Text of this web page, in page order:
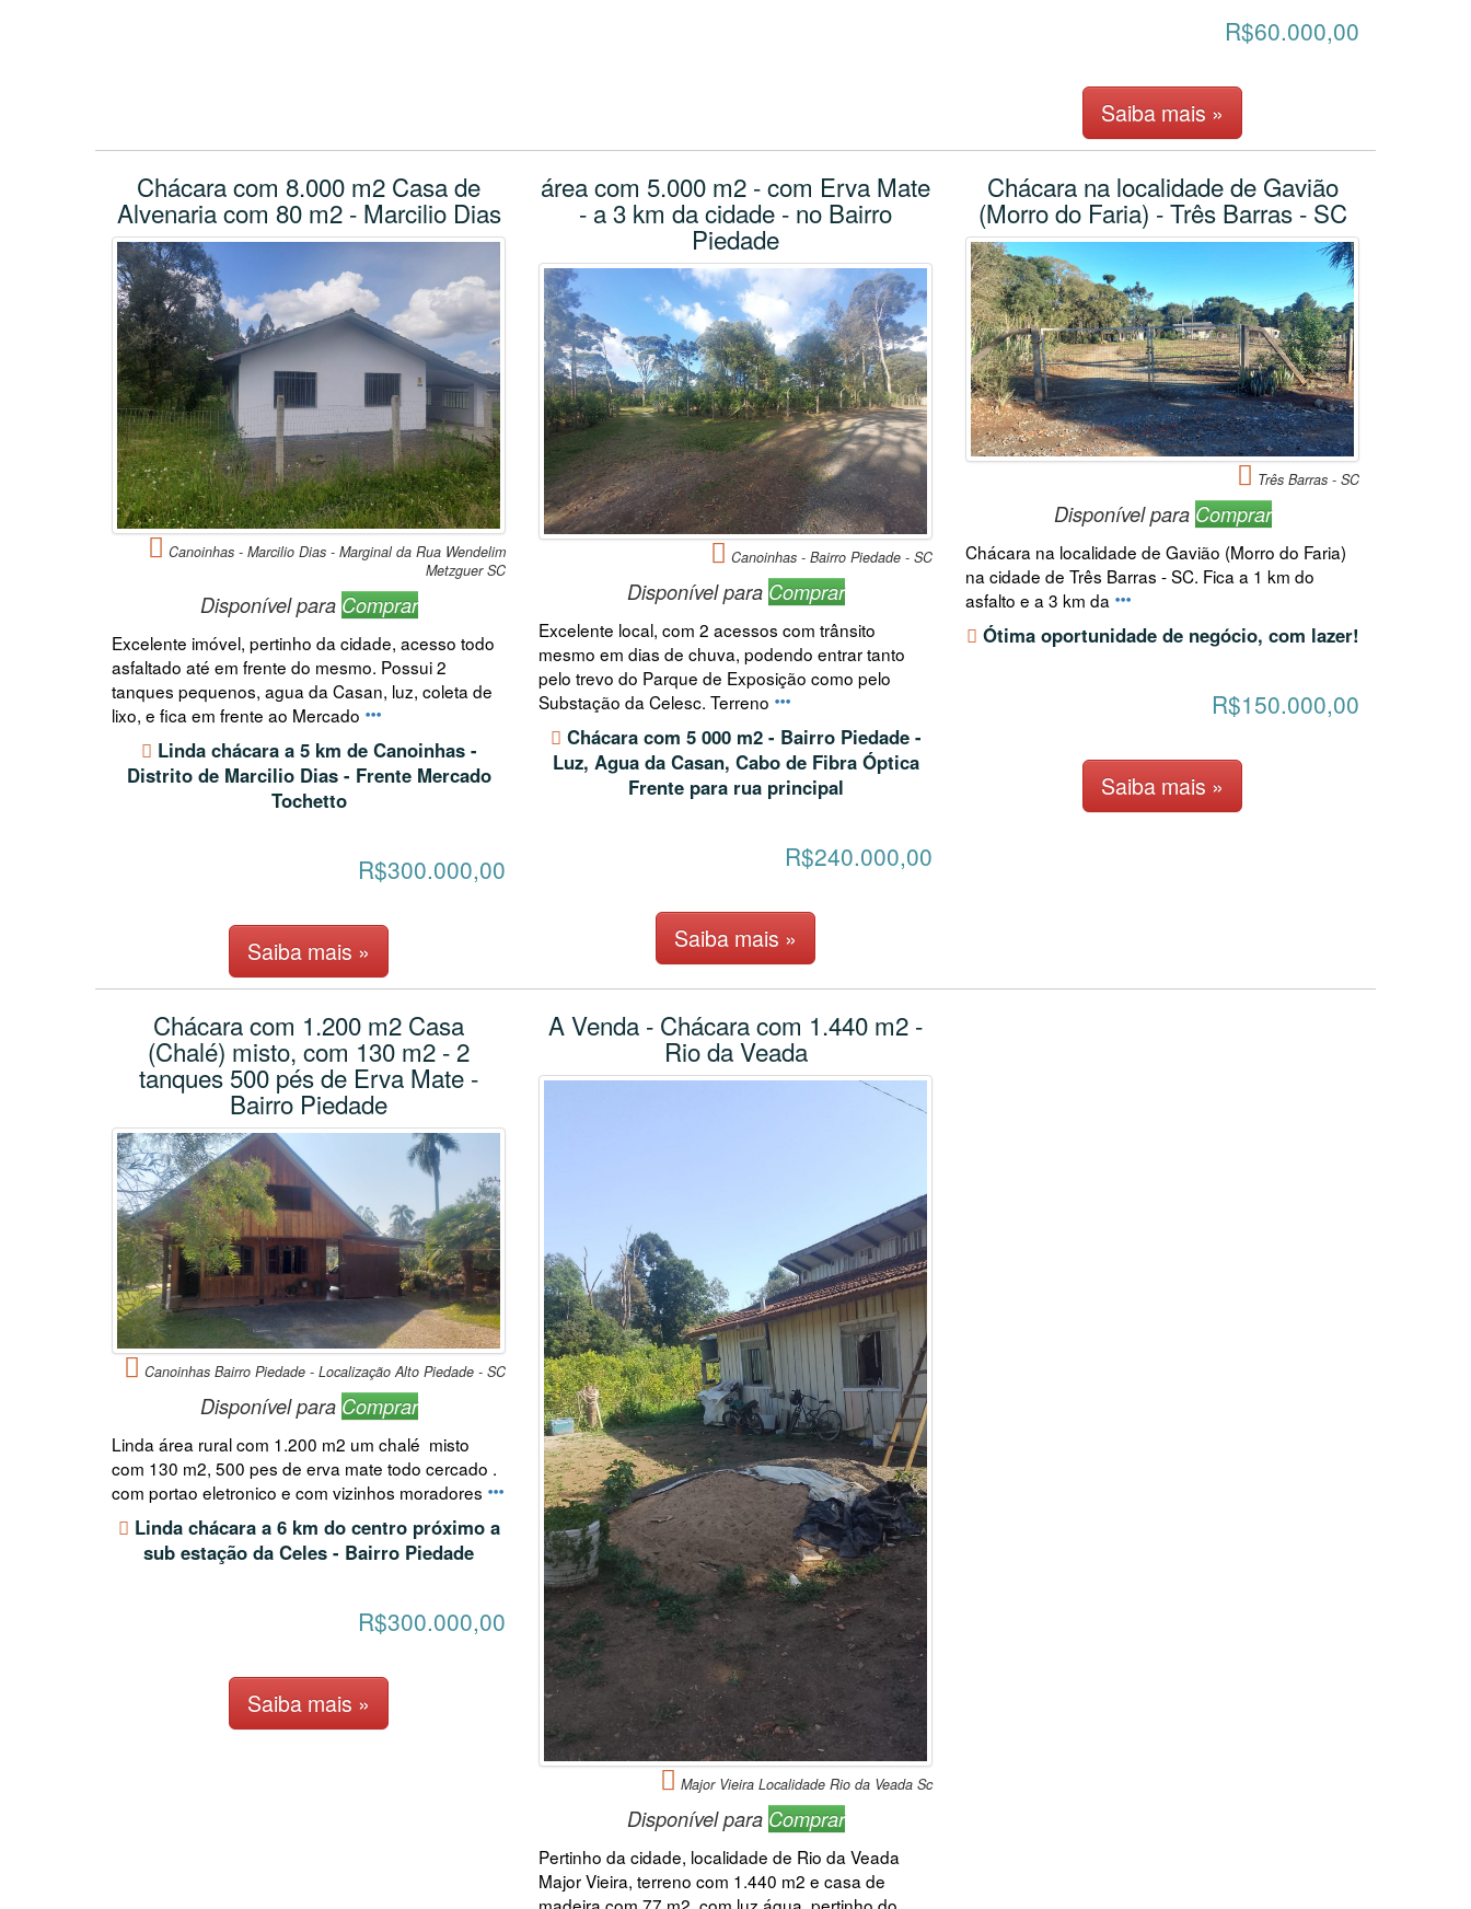
R$60.000,00
Saiba mais »
Chácara com 8.000 m2 Casa de
Alvenaria com 80 m2 - Marcilio Dias
Canoinhas - Marcilio Dias - Marginal da Rua Wendelim
Metzguer SC
Disponível para Comprar
Excelente imóvel, pertinho da cidade, acesso todo
asfaltado até em frente do mesmo. Possui 2
tanques pequenos, agua da Casan, luz, coleta de
lixo, e fica em frente ao Mercado
Linda chácara a 5 km de Canoinhas -
Distrito de Marcilio Dias - Frente Mercado
Tochetto
R$300.000,00
Saiba mais »
área com 5.000 m2 - com Erva Mate
- a 3 km da cidade - no Bairro
Piedade
Canoinhas - Bairro Piedade - SC
Disponível para Comprar
Excelente local, com 2 acessos com trânsito
mesmo em dias de chuva, podendo entrar tanto
pelo trevo do Parque de Exposição como pelo
Substação da Celesc. Terreno
Chácara com 5 000 m2 - Bairro Piedade -
Luz, Agua da Casan, Cabo de Fibra Óptica
Frente para rua principal
R$240.000,00
Saiba mais »
Chácara na localidade de Gavião
(Morro do Faria) - Três Barras - SC
Três Barras - SC
Disponível para Comprar
Chácara na localidade de Gavião (Morro do Faria)
na cidade de Três Barras - SC. Fica a 1 km do
asfalto e a 3 km da
Ótima oportunidade de negócio, com lazer!
R$150.000,00
Saiba mais »
Chácara com 1.200 m2 Casa
(Chalé) misto, com 130 m2 - 2
tanques 500 pés de Erva Mate -
Bairro Piedade
Canoinhas Bairro Piedade - Localização Alto Piedade - SC
Disponível para Comprar
Linda área rural com 1.200 m2 um chalé misto
com 130 m2, 500 pes de erva mate todo cercado .
com portao eletronico e com vizinhos moradores
Linda chácara a 6 km do centro próximo a
sub estação da Celes - Bairro Piedade
R$300.000,00
Saiba mais »
A Venda - Chácara com 1.440 m2 -
Rio da Veada
Major Vieira Localidade Rio da Veada Sc
Disponível para Comprar
Pertinho da cidade, localidade de Rio da Veada
Major Vieira, terreno com 1.440 m2 e casa de